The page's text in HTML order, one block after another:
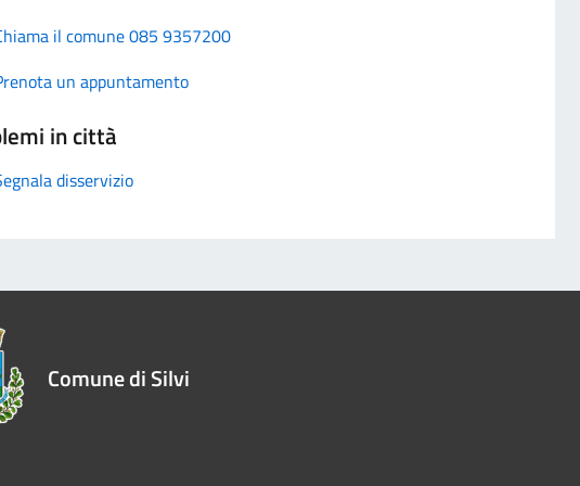
il comune 085 9357200
un appuntamento
in città
disservizio
Comune di Silvi